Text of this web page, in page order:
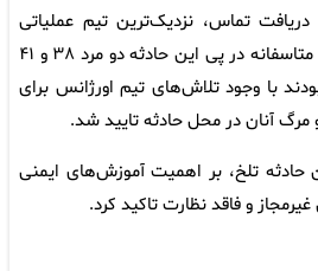
تماس، نزدیک‌ترین تیم عملیاتی
اورژانس به محل اعزام شد. متاسفانه در پی این حادثه دو مرد ۳۸ و ۴۱
با وجود تلاش‌های تیم اورژانس برای
مرگ آنان در محل حادثه تایید شد.
حادثه تلخ، بر اهمیت آموزش‌های ایمنی
و فاقد نظارت تاکید کرد.